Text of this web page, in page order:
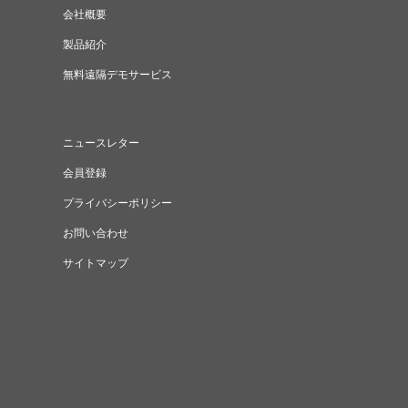
会社概要
製品紹介
無料遠隔デモサービス
ニュースレター
会員登録
プライバシーポリシー
お問い合わせ
サイトマップ